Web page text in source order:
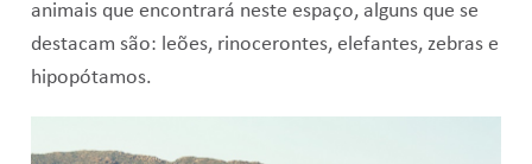
animais que encontrará neste espaço, alguns que se
destacam são: leões, rinocerontes, elefantes, zebras e
hipopótamos.